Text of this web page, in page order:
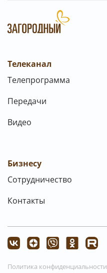
Телеканал
Телепрограмма
Передачи
Видео
Бизнесу
Сотрудничество
Контакты
Политика конфиденциальности